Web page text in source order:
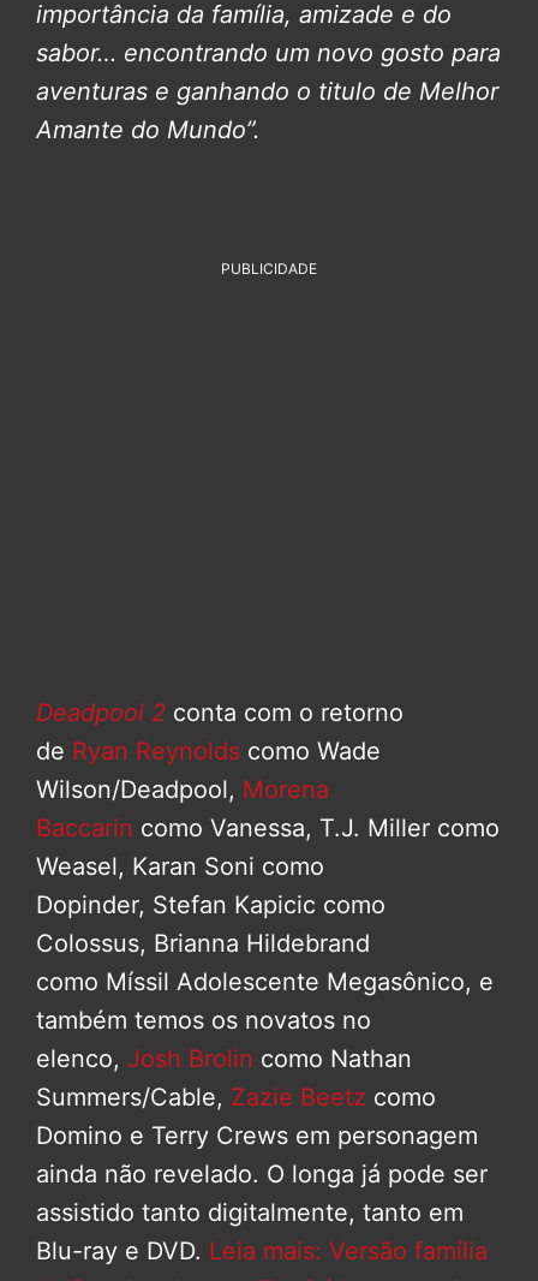
importância da família, amizade e do
sabor… encontrando um novo gosto para
aventuras e ganhando o titulo de Melhor
Amante do Mundo”.
PUBLICIDADE
Deadpool 2 conta com o retorno
de Ryan Reynolds como Wade
Wilson/Deadpool, Morena
Baccarin como Vanessa, T.J. Miller como
Weasel, Karan Soni como
Dopinder, Stefan Kapicic como
Colossus, Brianna Hildebrand
como Míssil Adolescente Megasônico, e
também temos os novatos no
elenco, Josh Brolin como Nathan
Summers/Cable, Zazie Beetz como
Domino e Terry Crews em personagem
ainda não revelado. O longa já pode ser
assistido tanto digitalmente, tanto em
Blu-ray e DVD. Leia mais: Versão família